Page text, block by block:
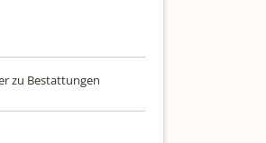
zu Bestattungen